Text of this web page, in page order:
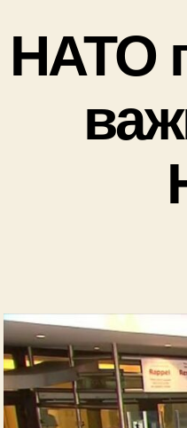
НАТО